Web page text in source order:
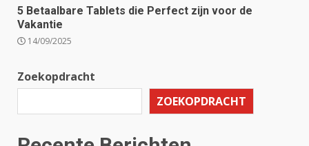
5 Betaalbare Tablets die Perfect zijn voor de
Vakantie
14/09/2025
Zoekopdracht
ZOEKOPDRACHT